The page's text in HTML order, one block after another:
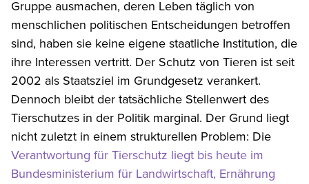
Gruppe ausmachen, deren Leben täglich von
menschlichen politischen Entscheidungen betroffen
sind, haben sie keine eigene staatliche Institution, die
ihre Interessen vertritt. Der Schutz von Tieren ist seit
2002 als Staatsziel im Grundgesetz verankert.
Dennoch bleibt der tatsächliche Stellenwert des
Tierschutzes in der Politik marginal. Der Grund liegt
nicht zuletzt in einem strukturellen Problem: Die
Verantwortung für Tierschutz liegt bis heute im
Bundesministerium für Landwirtschaft, Ernährung